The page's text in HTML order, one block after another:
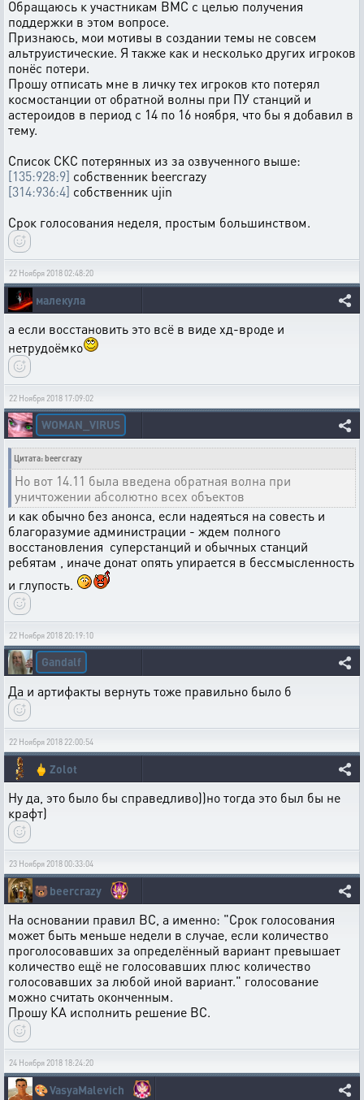
Обращаюсь к участникам ВМС с целью получения
поддержки в этом вопросе.
Признаюсь, мои мотивы в создании темы не совсем
альтруистические. Я также как и несколько других игроков
понёс потери.
Прошу отписать мне в личку тех игроков кто потерял
космостанции от обратной волны при ПУ станций и
астероидов в период с 14 по 16 ноября, что бы я добавил в
тему.
Список СКС потерянных из за озвученного выше:
[135:928:9] собственник beercrazy
[314:936:4] собственник ujin
Срок голосования неделя, простым большинством.
22 Ноября 2018 02:48:20
малекула
а если восстановить это всё в виде хд-вроде и
нетрудоёмко
22 Ноября 2018 17:09:02
WOMAN_VIRUS
Цитата: beercrazy
Но вот 14.11 была введена обратная волна при
уничтожении абсолютно всех объектов
и как обычно без анонса, если надеяться на совесть и
благоразумие администрации - ждем полного
восстановления суперстанций и обычных станций
ребятам , иначе донат опять упирается в бессмысленность
и глупость.
22 Ноября 2018 20:19:10
Gandalf
Да и артифакты вернуть тоже правильно было б
22 Ноября 2018 22:00:54
🖕 Zolot
Ну да, это было бы справедливо))но тогда это был бы не
крафт)
23 Ноября 2018 00:33:04
🐻beercrazy
На основании правил ВС, а именно: "Срок голосования
может быть меньше недели в случае, если количество
проголосовавших за определённый вариант превышает
количество ещё не голосовавших плюс количество
голосовавших за любой иной вариант." голосование
можно считать оконченным.
Прошу КА исполнить решение ВС.
24 Ноября 2018 18:24:20
🎨VasyaMalevich